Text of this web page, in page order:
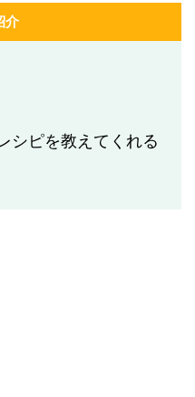
介
シピを教えてくれる